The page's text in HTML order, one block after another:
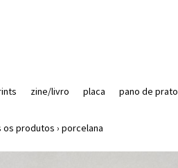
zine/livro placa pano de prato
os produtos › porcelana